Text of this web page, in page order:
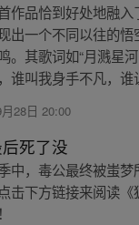
作品恰到好处地融入
出一个不同以往的悟
。其歌词如“月溅星
谁叫我身手不凡，谁
28日 20:00
死了没
中，毒公最终被蚩
击下方链接来阅读